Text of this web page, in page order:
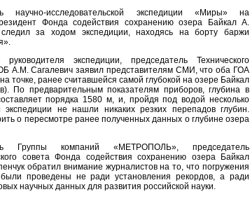
научно-исследовательской экспедиции «Миры» на
Фонда содействия сохранению озера Байкал А.
следил за ходом экспедиции, находясь на борту баржи
руководителя экспедиции, председатель Технического
А.М. Сагалевич заявил представителям СМИ, что оба ГОА
точке, ранее считавшейся самой глубокой на озере Байкал
По предварительным показателям приборов, глубина в
порядка 1580 м, и, пройдя под водой несколько
не нашли никаких резких перепадов глубин.
о пересмотре ранее полученных данных о глубине озера
Группы компаний «­МЕТРОПОЛЬ», председатель
совета Фонда содействия сохранению озера Байкал
обратил внимание журналистов на то, что погружения
проведены не ради установления рекордов, а ради
научных данных для развития российской науки.